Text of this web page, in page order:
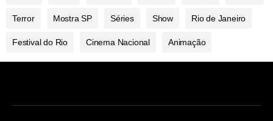
Terror Mostra SP Séries Show Rio de Janeiro
Festival do Rio Cinema Nacional Animação